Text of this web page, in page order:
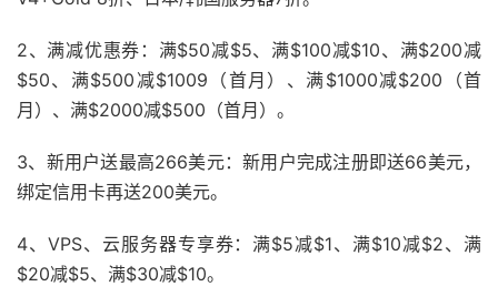
2、满减优惠券：满$50减$5、满$100减$10、满$200减
$50、满$500减$1009（首月）、满$1000减$200（首
月）、满$2000减$500（首月）。
3、新用户送最高266美元：新用户完成注册即送66美元，
绑定信用卡再送200美元。
4、VPS、云服务器专享券：满$5减$1、满$10减$2、满
$20减$5、满$30减$10。